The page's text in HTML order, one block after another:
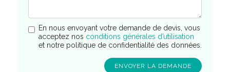
En nous envoyant votre demande de devis, vous
acceptez nos conditions générales d’utilisation
et notre politique de confidentialité des données.